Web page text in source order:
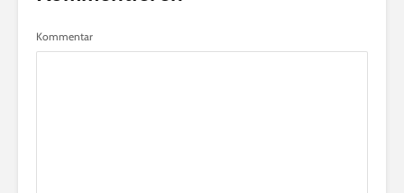
Kommentar